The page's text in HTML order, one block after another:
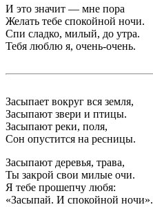
И это значит — мне пора
Желать тебе спокойной ночи.
Спи сладко, милый, до утра.
Тебя люблю я, очень-очень.
Засыпает вокруг вся земля,
Засыпают звери и птицы.
Засыпают реки, поля,
Сон опустится на ресницы.
Засыпают деревья, трава,
Ты закрой свои милые очи.
Я тебе прошепчу любя:
«Засыпай. И спокойной ночи».